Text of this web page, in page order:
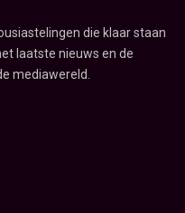
die klaar staan
laatste nieuws en de
mediawereld.